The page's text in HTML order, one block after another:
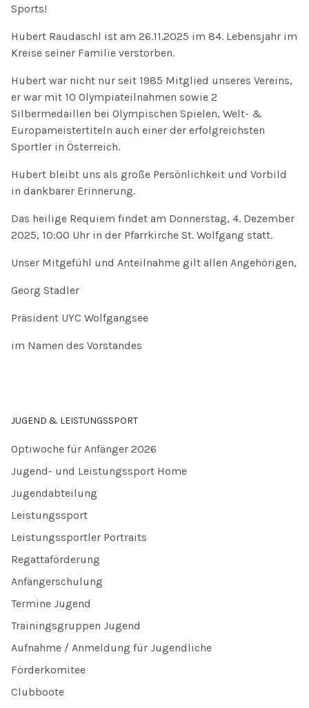
Sports!
Hubert Raudaschl ist am 26.11.2025 im 84. Lebensjahr im
Kreise seiner Familie verstorben.
Hubert war nicht nur seit 1985 Mitglied unseres Vereins,
er war mit 10 Olympiateilnahmen sowie 2
Silbermedaillen bei Olympischen Spielen, Welt- &
Europameistertiteln auch einer der erfolgreichsten
Sportler in Österreich.
Hubert bleibt uns als große Persönlichkeit und Vorbild
in dankbarer Erinnerung.
Das heilige Requiem findet am Donnerstag, 4. Dezember
2025, 10:00 Uhr in der Pfarrkirche St. Wolfgang statt.
Unser Mitgefühl und Anteilnahme gilt allen Angehörigen,
Georg Stadler
Präsident UYC Wolfgangsee
im Namen des Vorstandes
JUGEND & LEISTUNGSSPORT
Optiwoche für Anfänger 2026
Jugend- und Leistungssport Home
Jugendabteilung
Leistungssport
Leistungssportler Portraits
Regattaförderung
Anfängerschulung
Termine Jugend
Trainingsgruppen Jugend
Aufnahme / Anmeldung für Jugendliche
Förderkomitee
Clubboote